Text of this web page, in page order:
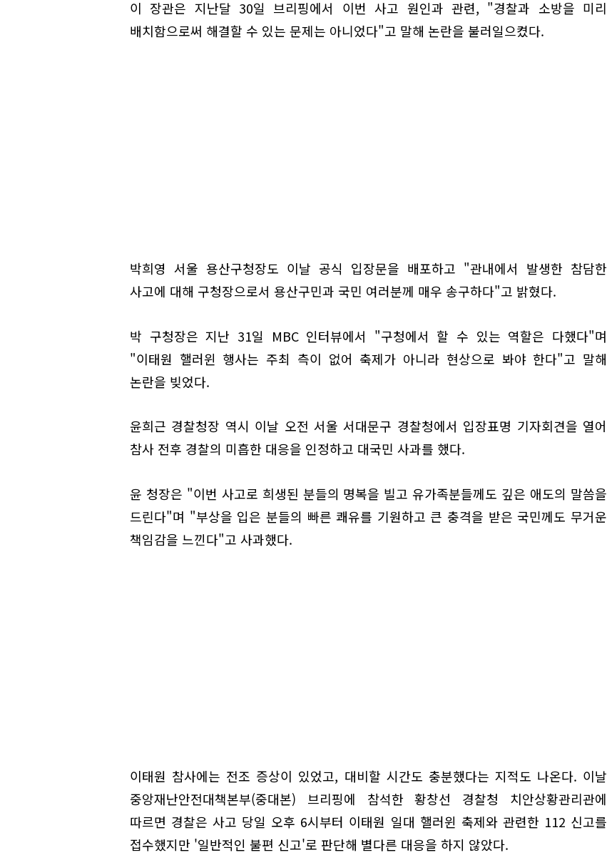
이 장관은 지난달 30일 브리핑에서 이번 사고 원인과 관련, "경찰과 소방을 미리
배치함으로써 해결할 수 있는 문제는 아니었다"고 말해 논란을 불러일으켰다.
박희영 서울 용산구청장도 이날 공식 입장문을 배포하고 "관내에서 발생한 참담한
사고에 대해 구청장으로서 용산구민과 국민 여러분께 매우 송구하다"고 밝혔다.
박 구청장은 지난 31일 MBC 인터뷰에서 "구청에서 할 수 있는 역할은 다했다"며
"이태원 핼러윈 행사는 주최 측이 없어 축제가 아니라 현상으로 봐야 한다"고 말해
논란을 빚었다.
윤희근 경찰청장 역시 이날 오전 서울 서대문구 경찰청에서 입장표명 기자회견을 열어
참사 전후 경찰의 미흡한 대응을 인정하고 대국민 사과를 했다.
윤 청장은 "이번 사고로 희생된 분들의 명복을 빌고 유가족분들께도 깊은 애도의 말씀을
드린다"며 "부상을 입은 분들의 빠른 쾌유를 기원하고 큰 충격을 받은 국민께도 무거운
책임감을 느낀다"고 사과했다.
이태원 참사에는 전조 증상이 있었고, 대비할 시간도 충분했다는 지적도 나온다. 이날
중앙재난안전대책본부(중대본) 브리핑에 참석한 황창선 경찰청 치안상황관리관에
따르면 경찰은 사고 당일 오후 6시부터 이태원 일대 핼러윈 축제와 관련한 112 신고를
접수했지만 '일반적인 불편 신고'로 판단해 별다른 대응을 하지 않았다.